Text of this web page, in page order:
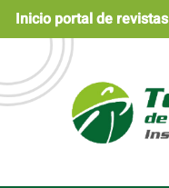
Navegación
principal
Contenido
principal
Barra
lateral
Inicio portal de revistas